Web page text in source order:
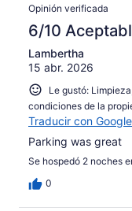
Opinión verificada
6/10
Lambertha
15 abr. 2026
Le gustó:
condiciones de la
Traducir con Google
Parking was great
Se hospedó 2 noches
0